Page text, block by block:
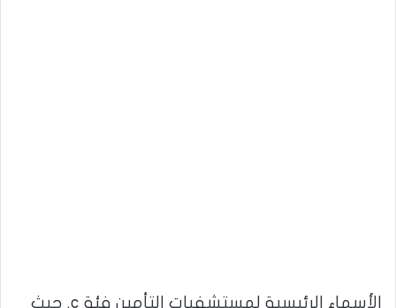
الأسماء الرئيسية لمستشفيات التأمين فئة c. حيث